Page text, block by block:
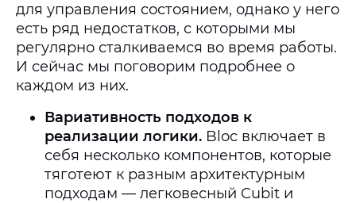
для управления состоянием, однако у него
есть ряд недостатков, с которыми мы
регулярно сталкиваемся во время работы.
И сейчас мы поговорим подробнее о
каждом из них.
Вариативность подходов к
реализации логики. Bloc включает в
себя несколько компонентов, которые
тяготеют к разным архитектурным
подходам — легковесный Cubit и